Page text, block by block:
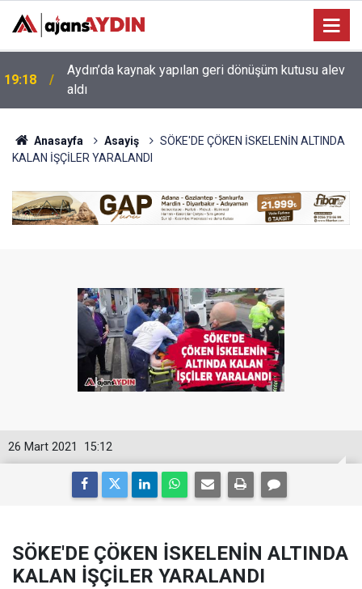
17:34 Aydın’da otomobil karşı şeritteki araca çarptı
Anasayfa Asayiş
SÖKE'DE ÇÖKEN İSKELENİN ALTINDA
KALAN İŞÇİLER YARALANDI
15:12
26 Mart 2021
SÖKE'DE ÇÖKEN İSKELENİN ALTINDA
KALAN İŞÇİLER YARALANDI